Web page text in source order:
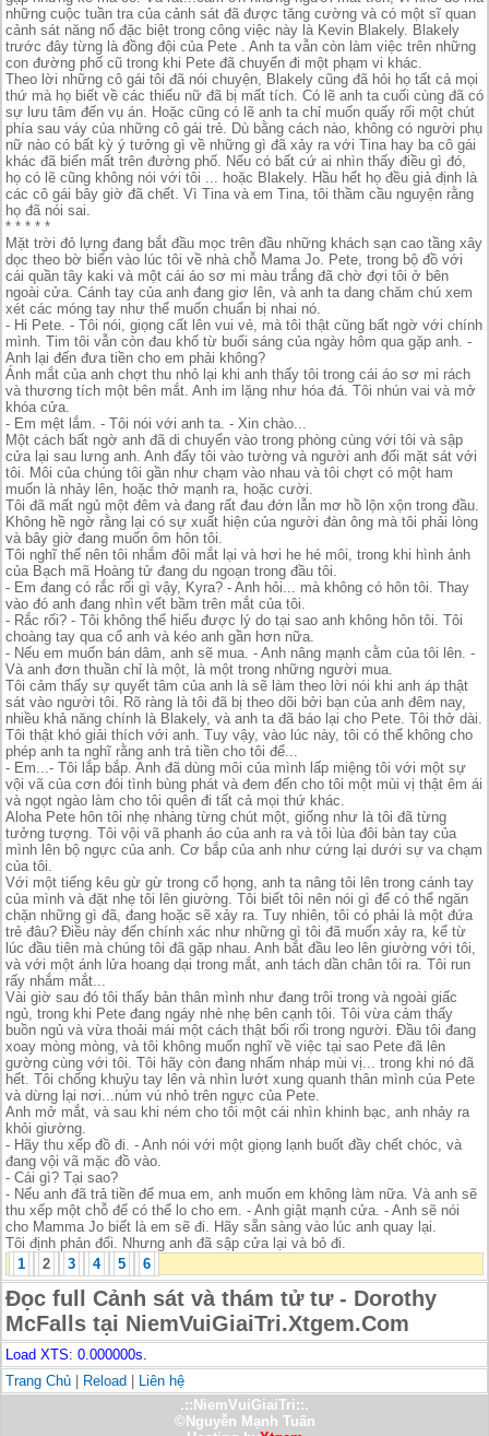
những cuộc tuần tra của cảnh sát đã được tăng cường và có một sĩ quan
cảnh sát năng nổ đặc biệt trong công việc này là Kevin Blakely. Blakely
trước đây từng là đồng đội của Pete . Anh ta vẫn còn làm việc trên những
con đường phố cũ trong khi Pete đã chuyển đi một phạm vi khác.
Theo lời những cô gái tôi đã nói chuyện, Blakely cũng đã hỏi họ tất cả mọi
thứ mà họ biết về các thiếu nữ đã bị mất tích. Có lẽ anh ta cuối cùng đã có
sự lưu tâm đến vụ án. Hoặc cũng có lẽ anh ta chỉ muốn quấy rối một chút
phía sau váy của những cô gái trẻ. Dù bằng cách nào, không có người phụ
nữ nào có bất kỳ ý tưởng gì về những gì đã xảy ra với Tina hay ba cô gái
khác đã biến mất trên đường phố. Nếu có bất cứ ai nhìn thấy điều gì đó,
họ có lẽ cũng không nói với tôi ... hoặc Blakely. Hầu hết họ đều giả định là
các cô gái bây giờ đã chết. Vì Tina và em Tina, tôi thầm cầu nguyện rằng
họ đã nói sai.
* * * * *
Mặt trời đỏ lựng đang bắt đầu mọc trên đầu những khách sạn cao tầng xây
dọc theo bờ biển vào lúc tôi về nhà chỗ Mama Jo. Pete, trong bộ đồ với
cái quần tây kaki và một cái áo sơ mi màu trắng đã chờ đợi tôi ở bên
ngoài cửa. Cánh tay của anh đang giơ lên, và anh ta dang chăm chú xem
xét các móng tay như thể muốn chuẩn bị nhai nó.
- Hi Pete. - Tôi nói, giọng cất lên vui vẻ, mà tôi thật cũng bất ngờ với chính
mình. Tim tôi vẫn còn đau khổ từ buổi sáng của ngày hôm qua gặp anh. -
Anh lại đến đưa tiền cho em phải không?
Ánh mắt của anh chợt thu nhỏ lại khi anh thấy tôi trong cái áo sơ mi rách
và thương tích một bên mắt. Anh im lặng như hóa đá. Tôi nhún vai và mở
khóa cửa.
- Em mệt lắm. - Tôi nói với anh ta. - Xin chào...
Một cách bất ngờ anh đã di chuyển vào trong phòng cùng với tôi và sập
cửa lại sau lưng anh. Anh đẩy tôi vào tường và người anh đối mặt sát với
tôi. Môi của chúng tôi gần như chạm vào nhau và tôi chợt có một ham
muốn là nhảy lên, hoặc thở mạnh ra, hoặc cười.
Tôi đã mất ngủ một đêm và đang rất đau đớn lẫn mơ hồ lộn xộn trong đầu.
Không hề ngờ rằng lại có sự xuất hiện của người đàn ông mà tôi phải lòng
và bây giờ đang muốn ôm hôn tôi.
Tôi nghĩ thế nên tôi nhắm đôi mắt lại và hơi he hé môi, trong khi hình ảnh
của Bạch mã Hoàng tử đang du ngoạn trong đầu tôi.
- Em đang có rắc rối gì vậy, Kyra? - Anh hỏi... mà không có hôn tôi. Thay
vào đó anh đang nhìn vết bầm trên mắt của tôi.
- Rắc rối? - Tôi không thể hiểu được lý do tại sao anh không hôn tôi. Tôi
choàng tay qua cổ anh và kéo anh gần hơn nữa.
- Nếu em muốn bán dâm, anh sẽ mua. - Anh nâng mạnh cằm của tôi lên. -
Và anh đơn thuần chỉ là một, là một trong những người mua.
Tôi cảm thấy sự quyết tâm của anh là sẽ làm theo lời nói khi anh áp thật
sát vào người tôi. Rõ ràng là tôi đã bị theo dõi bởi bạn của anh đêm nay,
nhiều khả năng chính là Blakely, và anh ta đã báo lại cho Pete. Tôi thở dài.
Tôi thật khó giải thích với anh. Tuy vậy, vào lúc này, tôi có thể không cho
phép anh ta nghĩ rằng anh trả tiền cho tôi để...
- Em...- Tôi lắp bắp. Anh đã dùng môi của mình lấp miệng tôi với một sự
vội vã của cơn đói tình bùng phát và đem đến cho tôi một mùi vị thật êm ái
và ngọt ngào làm cho tôi quên đi tất cả mọi thứ khác.
Aloha Pete hôn tôi nhẹ nhàng từng chút một, giống như là tôi đã từng
tưởng tượng. Tôi vội vã phanh áo của anh ra và tôi lùa đôi bàn tay của
mình lên bộ ngực của anh. Cơ bắp của anh như cứng lại dưới sự va chạm
của tôi.
Với một tiếng kêu gừ gừ trong cổ họng, anh ta nâng tôi lên trong cánh tay
của mình và đặt nhẹ tôi lên giường. Tôi biết tôi nên nói gì để có thể ngăn
chặn những gì đã, đang hoặc sẽ xảy ra. Tuy nhiên, tôi có phải là một đứa
trẻ đâu? Điều này đến chính xác như những gì tôi đã muốn xảy ra, kể từ
lúc đầu tiên mà chúng tôi đã gặp nhau. Anh bắt đầu leo lên giường với tôi,
và với một ánh lửa hoang dại trong mắt, anh tách dần chân tôi ra. Tôi run
rấy nhắm mắt...
Vài giờ sau đó tôi thấy bản thân mình như đang trôi trong và ngoài giấc
ngủ, trong khi Pete đang ngáy nhè nhẹ bên cạnh tôi. Tôi vừa cảm thấy
buồn ngủ và vừa thoải mái một cách thật bối rối trong người. Đầu tôi đang
xoay mòng mòng, và tôi không muốn nghĩ về việc tại sao Pete đã lên
gường cùng với tôi. Tôi hãy còn đang nhấm nháp mùi vị... trong khi nó đã
hết. Tôi chống khuỷu tay lên và nhìn lướt xung quanh thân mình của Pete
và dừng lại nơi...núm vú nhỏ trên ngực của Pete.
Anh mở mắt, và sau khi ném cho tôi một cái nhìn khinh bạc, anh nhảy ra
khỏi giường.
- Hãy thu xếp đồ đi. - Anh nói với một giọng lạnh buốt đầy chết chóc, và
đang vội vã mặc đồ vào.
- Cái gì? Tại sao?
- Nếu anh đã trả tiền để mua em, anh muốn em không làm nữa. Và anh sẽ
thu xếp một chỗ để có thể lo cho em. - Anh giật mạnh cửa. - Anh sẽ nói
cho Mamma Jo biết là em sẽ đi. Hãy sẵn sàng vào lúc anh quay lại.
Tôi định phản đối. Nhưng anh đã sập cửa lại và bỏ đi.
1
2 3 4 5 6
Đọc full Cảnh sát và thám tử tư - Dorothy
McFalls tại NiemVuiGiaiTri.Xtgem.Com
Load XTS: 0.000000s.
Trang Chủ | Reload | Liên hệ
.::NiemVuiGiaiTri::.
©Nguyễn Mạnh Tuấn